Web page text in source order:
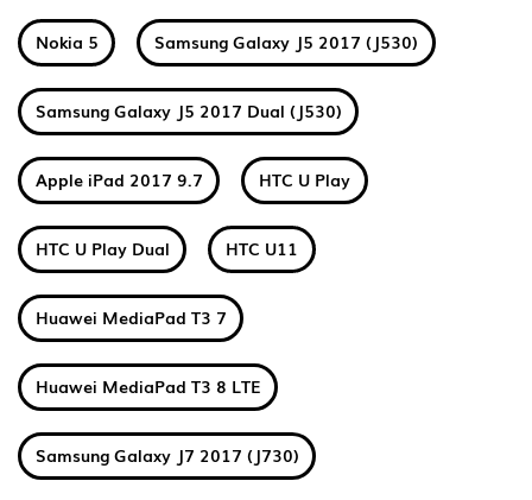
Nokia 5 Samsung Galaxy J5 2017 (J530)
Samsung Galaxy J5 2017 Dual (J530)
Apple iPad 2017 9.7 HTC U Play
HTC U Play Dual HTC U11
Huawei MediaPad T3 7
Huawei MediaPad T3 8 LTE
Samsung Galaxy J7 2017 (J730)